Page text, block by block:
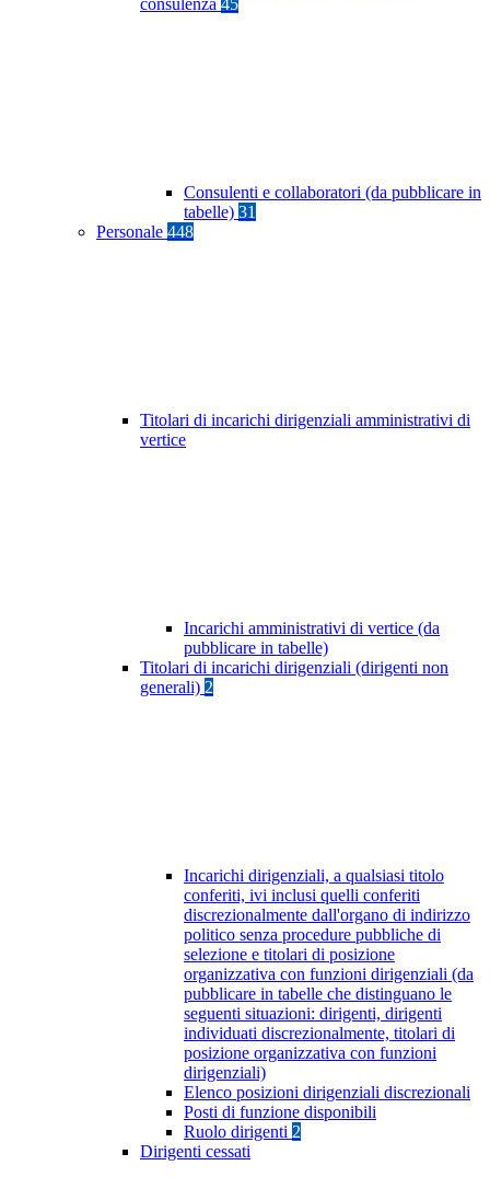
consulenza 45
Consulenti e collaboratori (da pubblicare in
tabelle) 31
Personale 448
Titolari di incarichi dirigenziali amministrativi di
vertice
Incarichi amministrativi di vertice (da
pubblicare in tabelle)
Titolari di incarichi dirigenziali (dirigenti non
generali) 2
Incarichi dirigenziali, a qualsiasi titolo
conferiti, ivi inclusi quelli conferiti
discrezionalmente dall'organo di indirizzo
politico senza procedure pubbliche di
selezione e titolari di posizione
organizzativa con funzioni dirigenziali (da
pubblicare in tabelle che distinguano le
seguenti situazioni: dirigenti, dirigenti
individuati discrezionalmente, titolari di
posizione organizzativa con funzioni
dirigenziali)
Elenco posizioni dirigenziali discrezionali
Posti di funzione disponibili
Ruolo dirigenti 2
Dirigenti cessati